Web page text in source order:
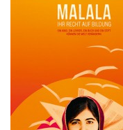
Impressum